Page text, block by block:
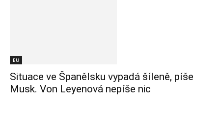
EU
Situace ve Španělsku vypadá šíleně, píše
Musk. Von Leyenová nepíše nic